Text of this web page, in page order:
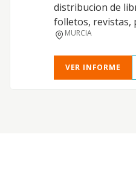
distribucion de
folletos, revistas,
MURCIA
VER INFORME